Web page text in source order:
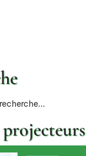
projecteurs